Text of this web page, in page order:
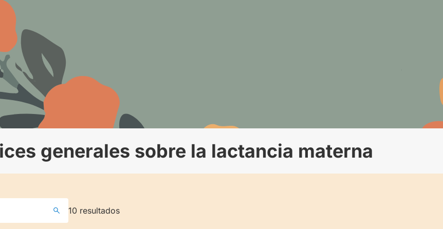
generales sobre la lactancia materna
10 resultados